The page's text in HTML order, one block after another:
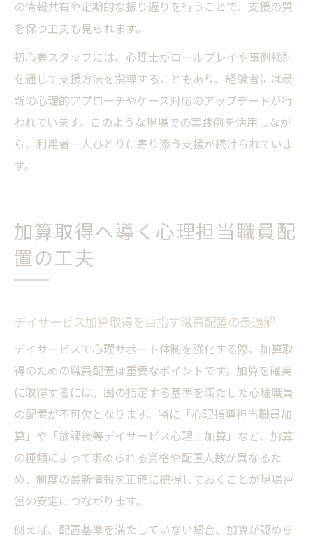
の情報共有や定期的な振り返りを行うことで、支援の質
を保つ工夫も見られます。
初心者スタッフには、心理士がロールプレイや事例検討
を通じて支援方法を指導することもあり、経験者には最
新の心理的アプローチやケース対応のアップデートが行
われています。このような現場での実践例を活用しなが
ら、利用者一人ひとりに寄り添う支援が続けられていま
す。
加算取得へ導く心理担当職員配
置の工夫
デイサービス加算取得を目指す職員配置の最適解
デイサービスで心理サポート体制を強化する際、加算取
得のための職員配置は重要なポイントです。加算を確実
に取得するには、国の指定する基準を満たした心理職員
の配置が不可欠となります。特に「心理指導担当職員加
算」や「放課後等デイサービス心理士加算」など、加算
の種類によって求められる資格や配置人数が異なるた
め、制度の最新情報を正確に把握しておくことが現場運
営の安定につながります。
例えば、配置基準を満たしていない場合、加算が認めら